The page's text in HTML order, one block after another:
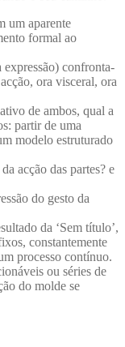
um aparente
formal ao
confronta-
ora visceral, ora
de ambos, qual a
partir de uma
modelo estruturado
acção das partes? e
do gesto da
da ‘Sem título’,
constantemente
processo contínuo.
ou séries de
do molde se